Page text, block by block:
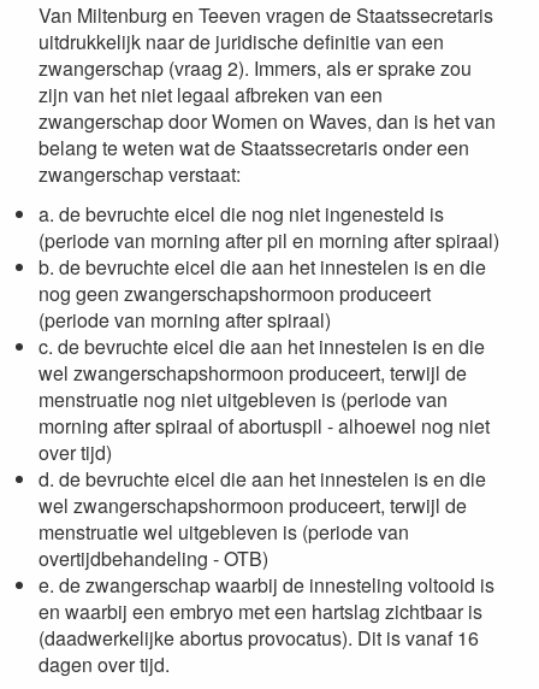
Van Miltenburg en Teeven vragen de Staatssecretaris
uitdrukkelijk naar de juridische definitie van een
zwangerschap (vraag 2). Immers, als er sprake zou
zijn van het niet legaal afbreken van een
zwangerschap door Women on Waves, dan is het van
belang te weten wat de Staatssecretaris onder een
zwangerschap verstaat:
a. de bevruchte eicel die nog niet ingenesteld is
(periode van morning after pil en morning after spiraal)
b. de bevruchte eicel die aan het innestelen is en die
nog geen zwangerschapshormoon produceert
(periode van morning after spiraal)
c. de bevruchte eicel die aan het innestelen is en die
wel zwangerschapshormoon produceert, terwijl de
menstruatie nog niet uitgebleven is (periode van
morning after spiraal of abortuspil - alhoewel nog niet
over tijd)
d. de bevruchte eicel die aan het innestelen is en die
wel zwangerschapshormoon produceert, terwijl de
menstruatie wel uitgebleven is (periode van
overtijdbehandeling - OTB)
e. de zwangerschap waarbij de innesteling voltooid is
en waarbij een embryo met een hartslag zichtbaar is
(daadwerkelijke abortus provocatus). Dit is vanaf 16
dagen over tijd.